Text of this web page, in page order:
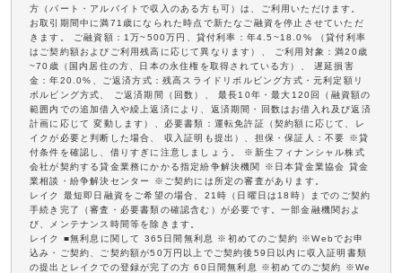
方（パート・アルバイトで収入のある方も可）は、ご利用いただけます。
お取引期間中に満71歳になられた時点で新たなご融資を停止させていただ
きます。 ご融資額：1万~500万円、貸付利率：年4.5~18.0% （貸付利率
はご契約額およびご利用残高に応じて異なります）、 ご利用対象：満20歳
~70歳（国内居住の方、日本の永住権を取得されている方）、 遅延損害
金：年20.0%、ご返済方式：残高スライドリボルビング方式・元利定額リ
ボルビング方式、 ご返済期間（回数）、 最長10年・最大120回（融資額の
範囲内での追加借入や繰上返済により、返済期間・回数はお借入れ及び返済
計画に応じて 変動します）、必要書類：運転免許証（契約額に応じて、レ
イクが必要と判断した場合、 収入証明も提出）、担保・保証人：不要 ※貸
付条件を確認し、借りすぎに注意しましょう。 ※新生フィナンシャル株式
会社が契約する貸金業務にかかる指定紛争解決機関 ※日本貸金業協会 貸金
業相談・紛争解決センター ※ご契約には所定の審査があります。
レイク 最短即日融資をご希望の場合、21時（日曜日は18時）までのご契約
手続き完了（審査・必要書類の確認含む）が必要です。一部金融機関およ
び、メンテナンス時間等を除きます。
レイク ■無利息に関して 365日間無利息 ※初めてのご契約 ※Webでお申
込み・ご契約、ご契約額が50万円以上でご契約後59日以内に収入証明書類
の提出とレイクでの登録が完了の方 60日間無利息 ※初めてのご契約 ※We